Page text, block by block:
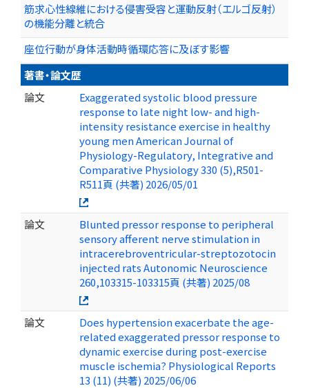
筋求心性線維における侵害受容と運動反射（エルゴ反射）
の機能分離と統合
座位行動が身体活動時循環応答に及ぼす影響
著書・論文歴
論文
Exaggerated systolic blood pressure
response to late night low- and high-
intensity resistance exercise in healthy
young men American Journal of
Physiology-Regulatory, Integrative and
Comparative Physiology 330 (5),R501-
R511頁 (共著) 2026/05/01
論文
Blunted pressor response to peripheral
sensory afferent nerve stimulation in
intracerebroventricular-streptozotocin
injected rats Autonomic Neuroscience
260,103315-103315頁 (共著) 2025/08
論文
Does hypertension exacerbate the age-
related exaggerated pressor response to
dynamic exercise during post-exercise
muscle ischemia? Physiological Reports
13 (11) (共著) 2025/06/06